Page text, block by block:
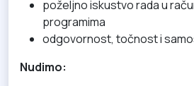
poželjno iskustvo rada u
programima
odgovornost, točnost i
Nudimo: